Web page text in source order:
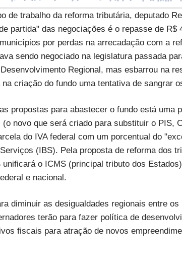
de trabalho da reforma tributária, deputado
partida" das negociações é o repasse de R$
por perdas na arrecadação com a
sendo negociado na legislatura passada
Regional, mas esbarrou na
criação do fundo uma tentativa de sangrar
propostas para abastecer o fundo está uma
(o novo que será criado para substituir o PIS,
do IVA federal com um porcentual do
(IBS). Pela proposta de reforma dos
o ICMS (principal tributo dos
e nacional.
diminuir as desigualdades regionais entre
terão para fazer política de
fiscais para atração de novos